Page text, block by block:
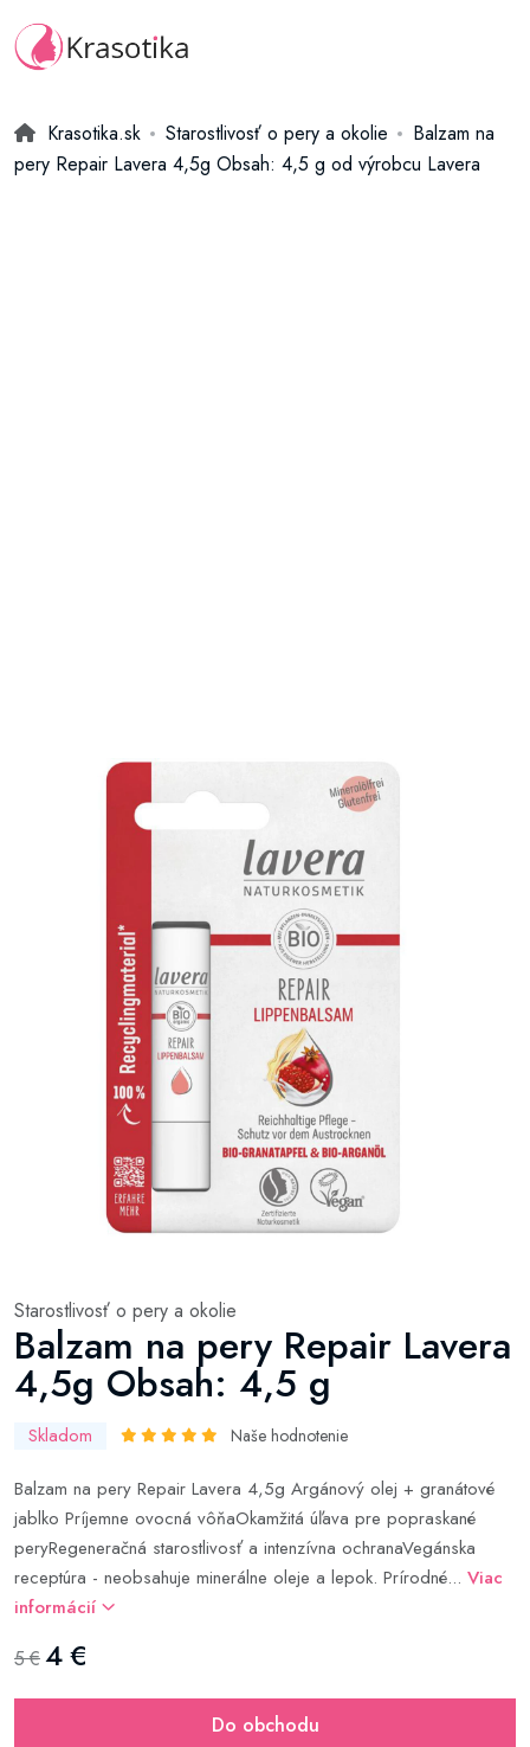
Krasotika.sk Starostlivosť o pery a okolie
Balzam na
pery Repair Lavera 4,5g Obsah: 4,5 g od výrobcu Lavera
Starostlivosť o pery a okolie
Balzam na pery Repair Lavera
4,5g Obsah: 4,5 g
Skladom Naše hodnotenie
Balzam na pery Repair Lavera 4,5g Argánový olej + granátové
jablko Príjemne ovocná vôňaOkamžitá úľava pre popraskané
peryRegeneračná starostlivosť a intenzívna ochranaVegánska
receptúra ​​- neobsahuje minerálne oleje a lepok. Prírodné... Viac
informácií
5 €4 €
Do obchodu